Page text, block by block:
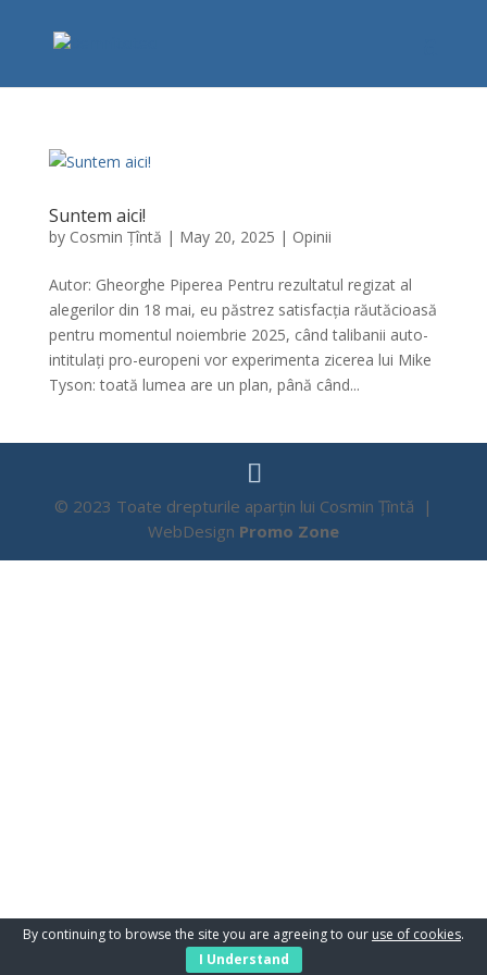
Suntem aici!
by Cosmin Țîntă | May 20, 2025 | Opinii
Autor: Gheorghe Piperea Pentru rezultatul regizat al
alegerilor din 18 mai, eu păstrez satisfacția răutăcioasă
pentru momentul noiembrie 2025, când talibanii auto-
intitulați pro-europeni vor experimenta zicerea lui Mike
Tyson: toată lumea are un plan, până când...
© 2023 Toate drepturile aparțin lui Cosmin Țîntă |
WebDesign Promo Zone
By continuing to browse the site you are agreeing to our use of cookies.
I Understand